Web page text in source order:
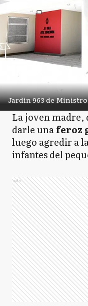
Jardín 963 de
La joven madre,
darle unaferoz
luego agredir a
infantes del
Ads